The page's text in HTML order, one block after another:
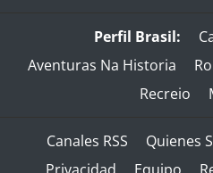
Perfil Brasil:
Aventuras Na Historia
Recreio
Canales RSS Quienes